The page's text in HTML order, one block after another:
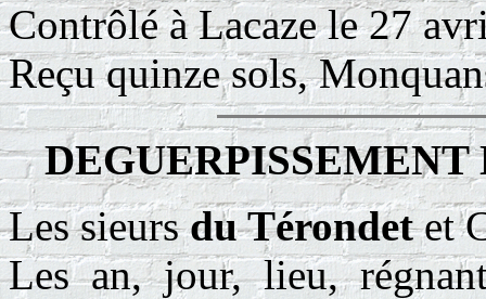
Contrôlé à Lacaze le 27
Reçu quinze sols,
Les sieursdu Térondetet
Les an, jour, lieu,